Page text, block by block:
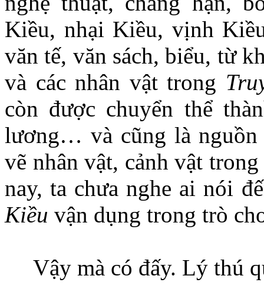
Kiều, nhại Kiều, vịnh
văn tế, văn sách, biểu, từ
và các nhân vật trong
còn được chuyển thể
lương… và cũng là nguồn
vẽ nhân vật, cảnh vật
nay, ta chưa nghe ai nói
Kiều vận dụng trong trò
Vậy mà có đấy. Lý thú